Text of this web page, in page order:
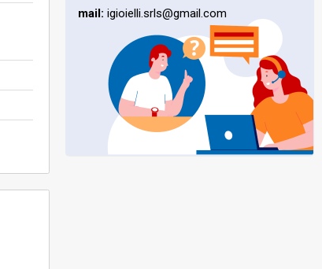
mail: igioielli.srls@gmail.com